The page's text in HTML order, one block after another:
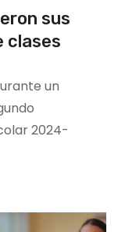
sus
clases
un
2024-